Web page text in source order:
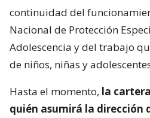
continuidad del
Nacional de Protección
Adolescencia y del trabajo
de niños, niñas y
Hasta el momento, la
quién asumirá la dirección